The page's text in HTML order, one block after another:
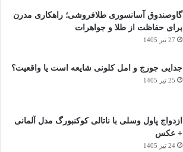
گاوصندوق آسانسوری طلافروشی؛ راهکاری مدرن
برای حفاظت از طلا و جواهرات
27 تیر 1405
جدایی جورج و امل کلونی شایعه است یا واقعیت؟
25 تیر 1405
ازدواج پاول وسلی با ناتالی کوکنبورگ مدل آلمانی
+ عکس
24 تیر 1405